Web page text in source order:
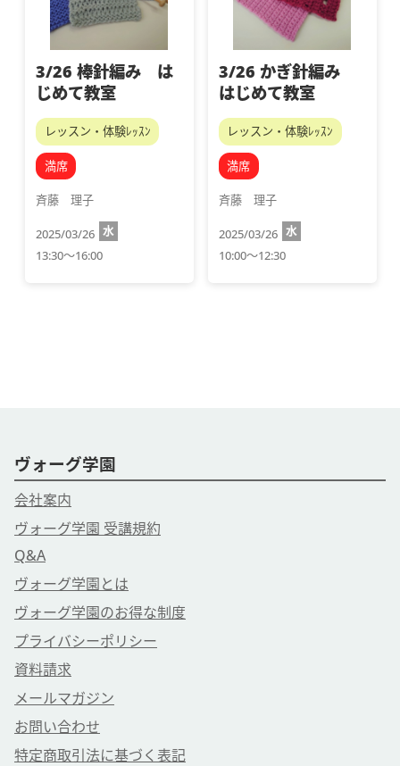
3/26 棒針編み は
じめて教室
レッスン・体験ﾚｯｽﾝ
満席
斉藤　理子
2025/03/26 水
13:30～16:00
3/26 かぎ針編み
はじめて教室
レッスン・体験ﾚｯｽﾝ
満席
斉藤　理子
2025/03/26 水
10:00～12:30
ヴォーグ学園
会社案内
ヴォーグ学園 受講規約
Q&A
ヴォーグ学園とは
ヴォーグ学園のお得な制度
プライバシーポリシー
資料請求
メールマガジン
お問い合わせ
特定商取引法に基づく表記